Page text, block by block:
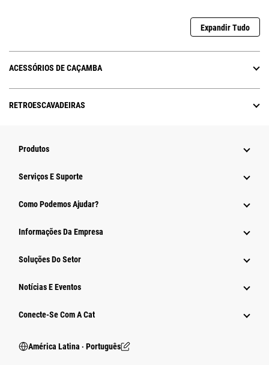
Expandir Tudo
ACESSÓRIOS DE CAÇAMBA
RETROESCAVADEIRAS
Produtos
Serviços E Suporte
Como Podemos Ajudar?
Informações Da Empresa
Soluções Do Setor
Notícias E Eventos
Conecte-Se Com A Cat
América Latina ‧ Português